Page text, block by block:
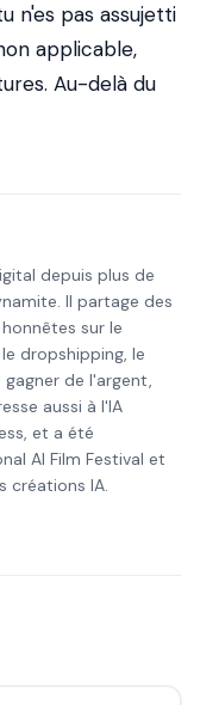
n'es pas assujetti
applicable,
Au-delà du
depuis plus de
Il partage des
sur le
dropshipping, le
de l'argent,
aussi à l'IA
et a été
AI Film Festival et
créations IA.